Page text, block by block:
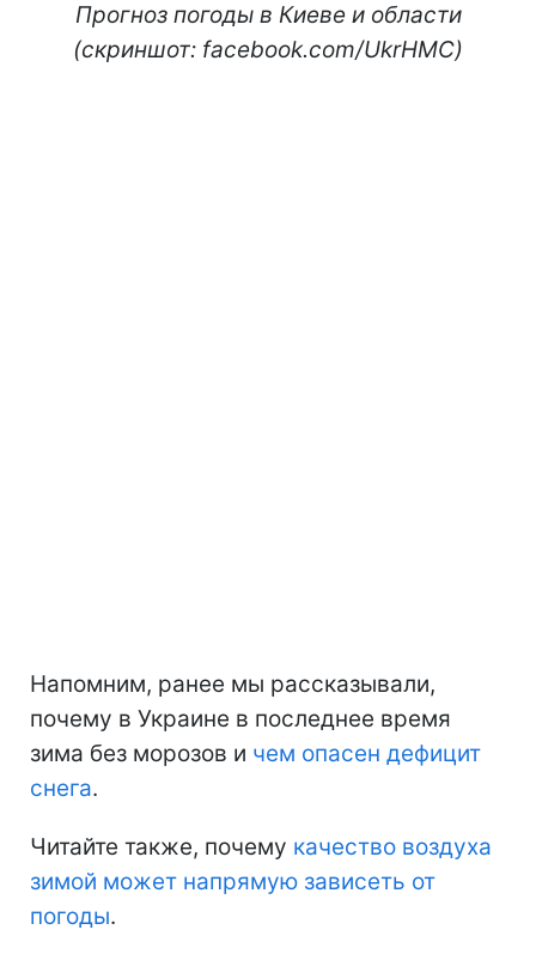
Прогноз погоды в Киеве и области
(скриншот: facebook.com/UkrHMC)
Напомним, ранее мы рассказывали,
почему в Украине в последнее время
зима без морозов и чем опасен дефицит
снега.
Читайте также, почему качество воздуха
зимой может напрямую зависеть от
погоды.